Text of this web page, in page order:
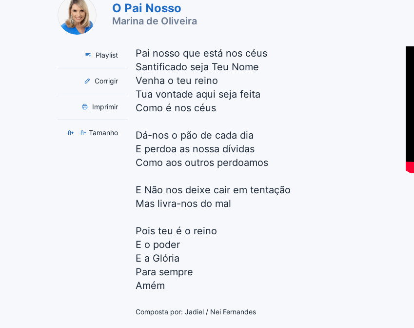
O Pai Nosso
Marina de Oliveira
Playlist
Corrigir
Imprimir
Tamanho
Pai nosso que está nos céus
Santificado seja Teu Nome
Venha o teu reino
Tua vontade aqui seja feita
Como é nos céus
Dá-nos o pão de cada dia
E perdoa as nossa dívidas
Como aos outros perdoamos
E Não nos deixe cair em tentação
Mas livra-nos do mal
Pois teu é o reino
E o poder
E a Glória
Para sempre
Amém
Composta por: Jadiel / Nei Fernandes